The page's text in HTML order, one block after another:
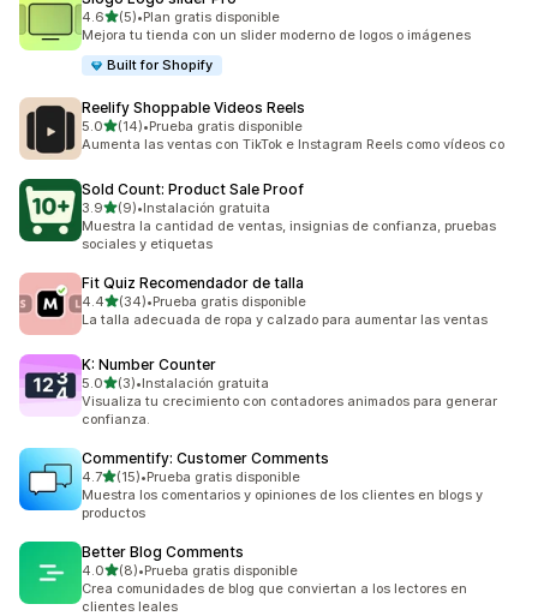
4.6de 5 estrellas
(5)
5 reseñas en total
•Plan gratis disponible
Mejora tu tienda con un slider moderno de logos o imágenes
Built for Shopify
Reelify Shoppable Videos Reels
5.0de 5 estrellas
(14)
14 reseñas en total
•Prueba gratis disponible
Aumenta las ventas con TikTok e Instagram Reels como vídeos co
Sold Count: Product Sale Proof
3.9de 5 estrellas
(9)
9 reseñas en total
•Instalación gratuita
Muestra la cantidad de ventas, insignias de confianza, pruebas
sociales y etiquetas
Fit Quiz Recomendador de talla
4.4de 5 estrellas
(34)
34 reseñas en total
•Prueba gratis disponible
La talla adecuada de ropa y calzado para aumentar las ventas
K: Number Counter
5.0de 5 estrellas
(3)
3 reseñas en total
•Instalación gratuita
Visualiza tu crecimiento con contadores animados para generar
confianza.
Commentify: Customer Comments
4.7de 5 estrellas
(15)
15 reseñas en total
•Prueba gratis disponible
Muestra los comentarios y opiniones de los clientes en blogs y
productos
Better Blog Comments
4.0de 5 estrellas
(8)
8 reseñas en total
•Prueba gratis disponible
Crea comunidades de blog que conviertan a los lectores en
clientes leales